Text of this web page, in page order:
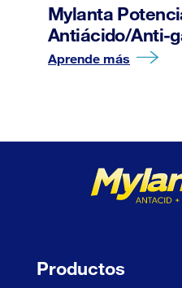
Mylanta
Antiácido/Anti-
Aprende más
Productos